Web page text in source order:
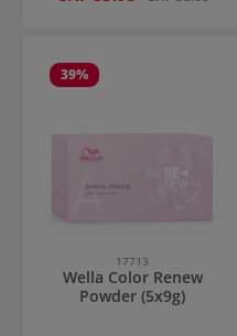
39%
17713
Wella Color Renew
Powder (5x9g)